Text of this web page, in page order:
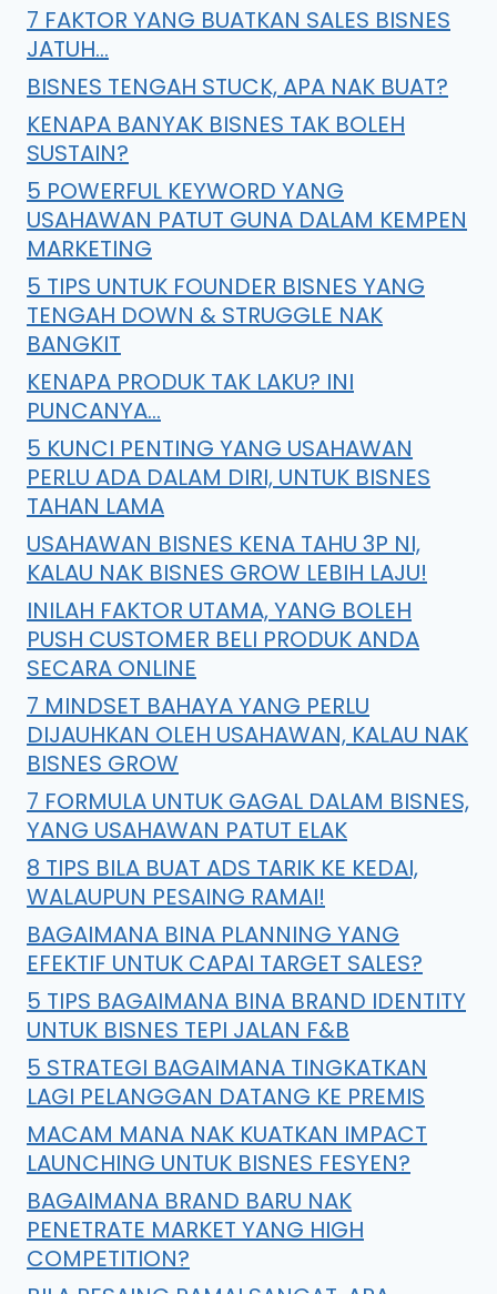
7 FAKTOR YANG BUATKAN SALES BISNES
JATUH…
BISNES TENGAH STUCK, APA NAK BUAT?
KENAPA BANYAK BISNES TAK BOLEH
SUSTAIN?
5 POWERFUL KEYWORD YANG
USAHAWAN PATUT GUNA DALAM KEMPEN
MARKETING
5 TIPS UNTUK FOUNDER BISNES YANG
TENGAH DOWN & STRUGGLE NAK
BANGKIT
KENAPA PRODUK TAK LAKU? INI
PUNCANYA…
5 KUNCI PENTING YANG USAHAWAN
PERLU ADA DALAM DIRI, UNTUK BISNES
TAHAN LAMA
USAHAWAN BISNES KENA TAHU 3P NI,
KALAU NAK BISNES GROW LEBIH LAJU!
INILAH FAKTOR UTAMA, YANG BOLEH
PUSH CUSTOMER BELI PRODUK ANDA
SECARA ONLINE
7 MINDSET BAHAYA YANG PERLU
DIJAUHKAN OLEH USAHAWAN, KALAU NAK
BISNES GROW
7 FORMULA UNTUK GAGAL DALAM BISNES,
YANG USAHAWAN PATUT ELAK
8 TIPS BILA BUAT ADS TARIK KE KEDAI,
WALAUPUN PESAING RAMAI!
BAGAIMANA BINA PLANNING YANG
EFEKTIF UNTUK CAPAI TARGET SALES?
5 TIPS BAGAIMANA BINA BRAND IDENTITY
UNTUK BISNES TEPI JALAN F&B
5 STRATEGI BAGAIMANA TINGKATKAN
LAGI PELANGGAN DATANG KE PREMIS
MACAM MANA NAK KUATKAN IMPACT
LAUNCHING UNTUK BISNES FESYEN?
BAGAIMANA BRAND BARU NAK
PENETRATE MARKET YANG HIGH
COMPETITION?